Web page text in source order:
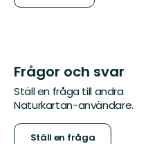
Frågor och svar
Ställ en fråga till andra
Naturkartan-användare.
Ställ en fråga